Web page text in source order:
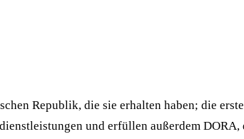
Republik, die sie erhalten haben; die
und erfüllen außerdem